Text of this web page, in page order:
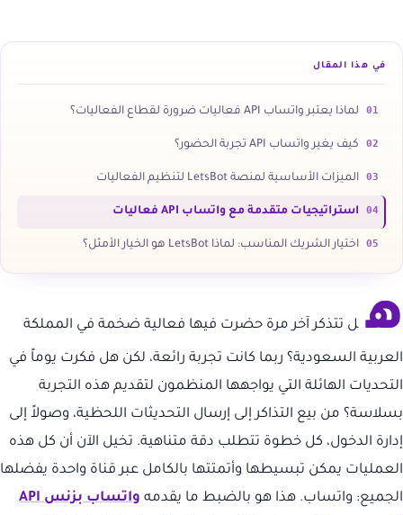
في هذا المقال
01 لماذا يعتبر واتساب API فعاليات ضرورة لقطاع الفعاليات؟
02 كيف يغير واتساب API تجربة الحضور؟
03 الميزات الأساسية لمنصة LetsBot لتنظيم الفعاليات
04 استراتيجيات متقدمة مع واتساب API فعاليات
05 اختيار الشريك المناسب: لماذا LetsBot هو الخيار الأمثل؟
ه ل تتذكر آخر مرة حضرت فيها فعالية ضخمة في المملكة
العربية السعودية؟ ربما كانت تجربة رائعة، لكن هل فكرت يوماً في
التحديات الهائلة التي يواجهها المنظمون لتقديم هذه التجربة
بسلاسة؟ من بيع التذاكر إلى إرسال التحديثات اللحظية، وصولاً إلى
إدارة الدخول، كل خطوة تتطلب دقة متناهية. تخيل الآن أن كل هذه
العمليات يمكن تبسيطها وأتمتتها بالكامل عبر قناة واحدة يفضلها
الجميع: واتساب. هذا هو بالضبط ما يقدمه
واتساب بزنس API